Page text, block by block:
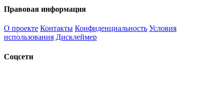
Правовая информация
О проекте Контакты Конфиденциальность Условия
использования Дисклеймер
Соцсети